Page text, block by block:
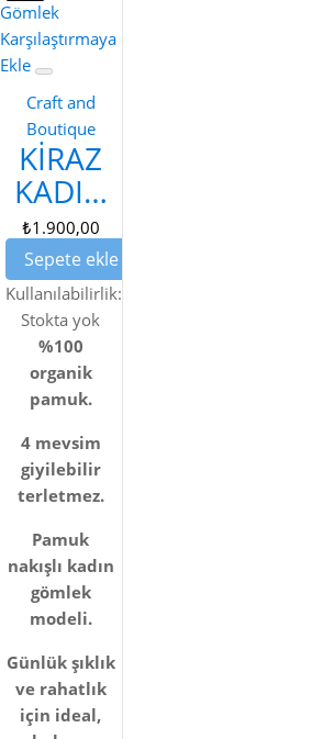
Karşılaştırmaya
Ekle
Craft and
Boutique
KIRAZ
KADIN
GÖMLEK
₺1.900,00
Sepete ekle
Kullanılabilirlik:
Stokta yok
%100
organik
pamuk.
4 mevsim
giyilebilir
terletmez.
Pamuk
nakışlı kadın
gömlek
modeli.
Günlük şıklık
ve rahatlık
için ideal,